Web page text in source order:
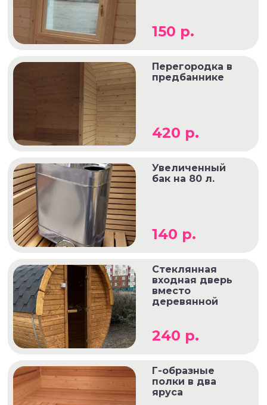
Увеличенный
бак на 80 л.
140 р.
Стеклянная
входная дверь
вместо
деревянной
240 р.
Г-образные
полки в два
яруса
420 р.
Перегородка в
предбаннике
150 р.